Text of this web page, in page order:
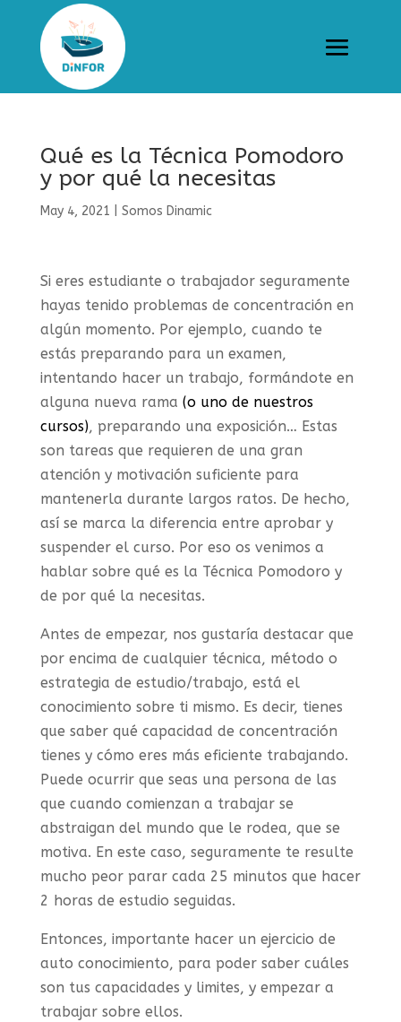
Qué es la Técnica Pomodoro
y por qué la necesitas
May 4, 2021 Somos Dinamic
Si eres estudiante o trabajador seguramente
hayas tenido problemas de concentración en
algún momento. Por ejemplo, cuando te
estás preparando para un examen,
intentando hacer un trabajo, formándote en
alguna nueva rama (o uno de nuestros
cursos), preparando una exposición… Estas
son tareas que requieren de una gran
atención y motivación suficiente para
mantenerla durante largos ratos. De hecho,
así se marca la diferencia entre aprobar y
suspender el curso. Por eso os venimos a
hablar sobre qué es la Técnica Pomodoro y
de por qué la necesitas.
Antes de empezar, nos gustaría destacar que
por encima de cualquier técnica, método o
estrategia de estudio/trabajo, está el
conocimiento sobre ti mismo. Es decir, tienes
que saber qué capacidad de concentración
tienes y cómo eres más eficiente trabajando.
Puede ocurrir que seas una persona de las
que cuando comienzan a trabajar se
abstraigan del mundo que le rodea, que se
motiva. En este caso, seguramente te resulte
mucho peor parar cada 25 minutos que hacer
2 horas de estudio seguidas.
Entonces, importante hacer un ejercicio de
auto conocimiento, para poder saber cuáles
son tus capacidades y limites, y empezar a
trabajar sobre ellos.